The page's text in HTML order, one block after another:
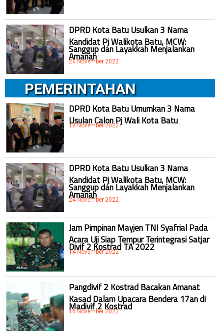
DPRD Kota Batu Usulkan 3 Nama
Kandidat Pj Walikota Batu, MCW:
Sanggup dan Layakkah Menjalankan
Amanah
24 November 2022
PEMERINTAHAN
DPRD Kota Batu Umumkan 3 Nama
Usulan Calon Pj Wali Kota Batu
18 November 2022
DPRD Kota Batu Usulkan 3 Nama
Kandidat Pj Walikota Batu, MCW:
Sanggup dan Layakkah Menjalankan
Amanah
24 November 2022
Jam Pimpinan Mayjen TNI Syafrial Pada
Acara Uji Siap Tempur Terintegrasi Satjar
Divif 2 Kostrad TA 2022
14 November 2022
Pangdivif 2 Kostrad Bacakan Amanat
Kasad Dalam Upacara Bendera 17an di
Madivif 2 Kostrad
16 November 2022